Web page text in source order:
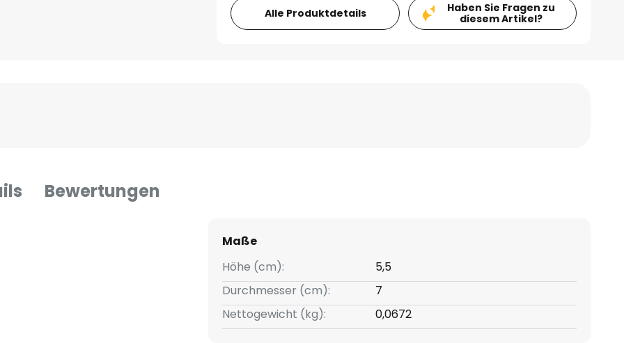
Alle Produktdetails
Haben Sie Fragen zu
diesem Artikel?
Bewertungen
Maße
Höhe (cm):
5,5
Durchmesser (cm):
7
Nettogewicht (kg):
0,0672